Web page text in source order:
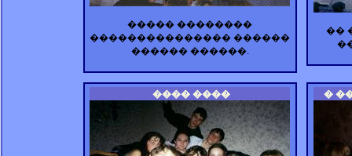
����� ��������
��������������� ������
������ ������.
��
���� ���� �